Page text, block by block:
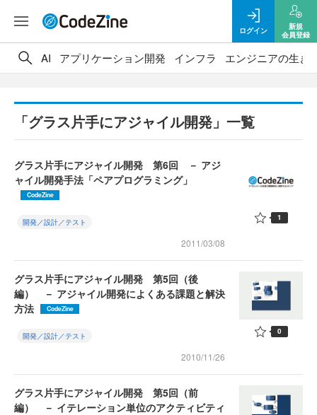
ログイン
新規
会員登録
AI アプリケーション開発 インフラ エンジニアの生き
「グラス片手にアジャイル開発」一覧
グラス片手にアジャイル開発 第6回 － アジ
ャイル開発手法「ペアプログラミング」
CodeZine
開発／設計／テスト
2011/03/08
1
グラス片手にアジャイル開発 第5回（後
編） － アジャイル開発によくある課題と解決
方法
CodeZine
開発／設計／テスト
2010/11/26
0
グラス片手にアジャイル開発 第5回（前
編） － イテレーション単位のアクティビティ